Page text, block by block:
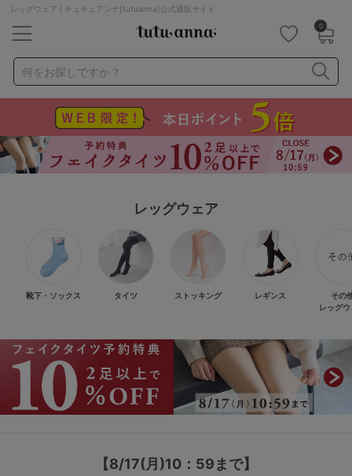
レッグウェア | チュチュアンナ[tutuanna]公式通販サイト
0
何をお探しですか？
ナイトブラ ノンワイヤー 特盛ブラ
チューブトップ
折り畳み
パジャマ ストッキング
キャミソール
レッグウェア
メンズ キッズ
マタニティ ギフトラッピング
サイズからブラを探す
レッグウェア
靴下・ソックス タイツ ストッキング レギンス
その
レッグウ
【8/17(月)10：59まで】